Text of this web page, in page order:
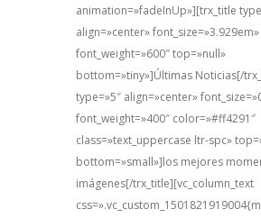
animation=»fadeInUp»][trx_title
align=»center» font_size=»3.929em»
font_weight=»600″ top=»null»
bottom=»tiny»]Últimas Noticias[/
type=»5″ align=»center»
font_weight=»400″ color=»#ff4291″
class=»text_uppercase ltr-spc»
bottom=»small»]los mejores
imágenes[/trx_title][vc_column_text